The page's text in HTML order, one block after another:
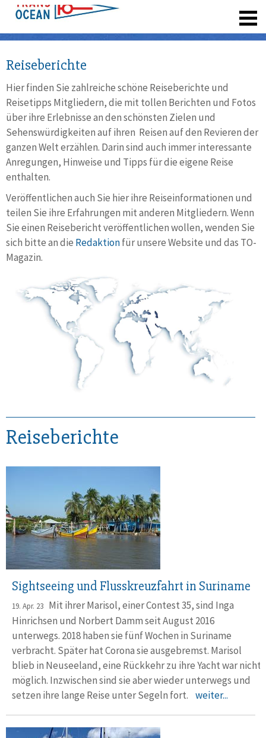
Reiseberichte
Hier finden Sie zahlreiche schöne Reiseberichte und
Reisetipps Mitgliedern, die mit tollen Berichten und Fotos
über ihre Erlebnisse an den schönsten Zielen und
Sehenswürdigkeiten auf ihren Reisen auf den Revieren der
ganzen Welt erzählen. Darin sind auch immer interessante
Anregungen, Hinweise und Tipps für die eigene Reise
enthalten.
Veröffentlichen auch Sie hier ihre Reiseinformationen und
teilen Sie ihre Erfahrungen mit anderen Mitgliedern. Wenn
Sie einen Reisebericht veröffentlichen wollen, wenden Sie
sich bitte an die Redaktionfür unsere Website und das TO-
Magazin.
Reiseberichte
Sightseeing und Flusskreuzfahrt in Suriname
19. Apr. 23 Mit ihrer Marisol, einer Contest 35, sind Inga
Hinrichsen und Norbert Damm seit August 2016
unterwegs. 2018 haben sie fünf Wochen in Suriname
verbracht. Später hat Corona sie ausgebremst. Marisol
blieb in Neuseeland, eine Rückkehr zu ihre Yacht war nicht
möglich. Inzwischen sind sie aber wieder unterwegs und
setzen ihre lange Reise unter Segeln fort. weiter...